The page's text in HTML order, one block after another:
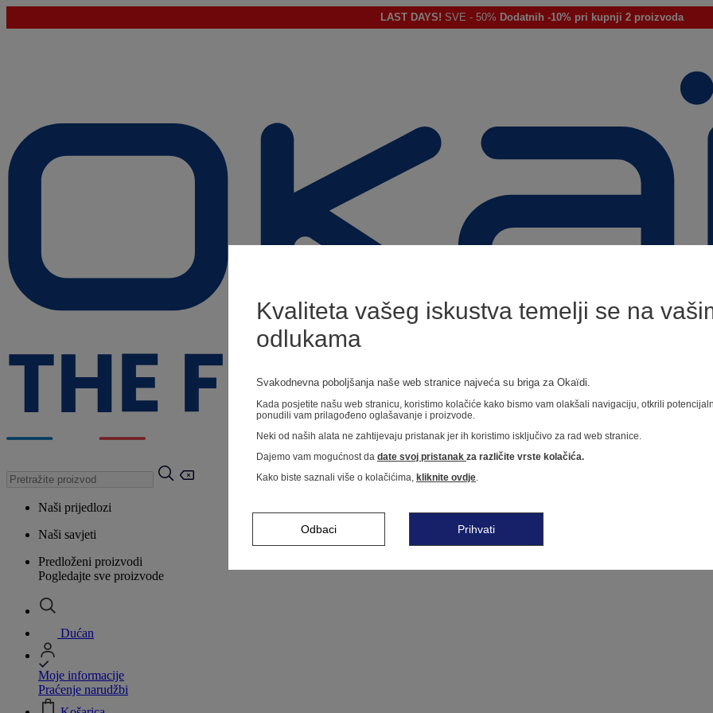
LAST DAYS! SVE - 50% Dodatnih -10% pri kupnji 2 proizvoda
Naši prijedlozi
Naši savjeti
Predloženi proizvodi
Pogledajte sve proizvode
Dućan
Moje informacije
Praćenje narudžbi
Kvaliteta vašeg iskustva temelji se na
odlukama
Svakodnevna poboljšanja naše web stranice najveća su briga za Okaïdi.
Kada posjetite našu web stranicu, koristimo kolačiće kako bismo vam olakšali navigaciju, otkrili
ponudili vam prilagođeno oglašavanje i proizvode.
Neki od naših alata ne zahtijevaju pristanak jer ih koristimo isključivo za rad web stranice.
Dajemo vam mogućnost da date svoj pristanak za različite vrste kolačića.
Kako biste saznali više o kolačićima, kliknite ovdje.
Odbaci Prihvati